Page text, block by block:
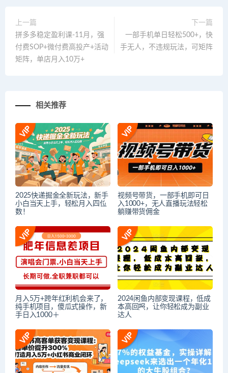
上一篇
拼多多稳定盈利课-11月，强
付费SOP+微付费高投产+活动
矩阵，单店月入10万+
下一篇
一部手机单日轻松500+，快
手无人，不违规玩法，可矩阵
相关推荐
2025快递掘金全新玩法，新手
小白当天上手，轻松月入四位
数！
视频号带货，一部手机即可日
入1000+，无人直播玩法轻松
躺赚带货佣金
月入5万+跨年红利机会来了，
纯手机项目，傻瓜式操作，新
手日入1000＋
2024闲鱼内部变现课程，低成
本高回报，让你轻松成为副业
达人